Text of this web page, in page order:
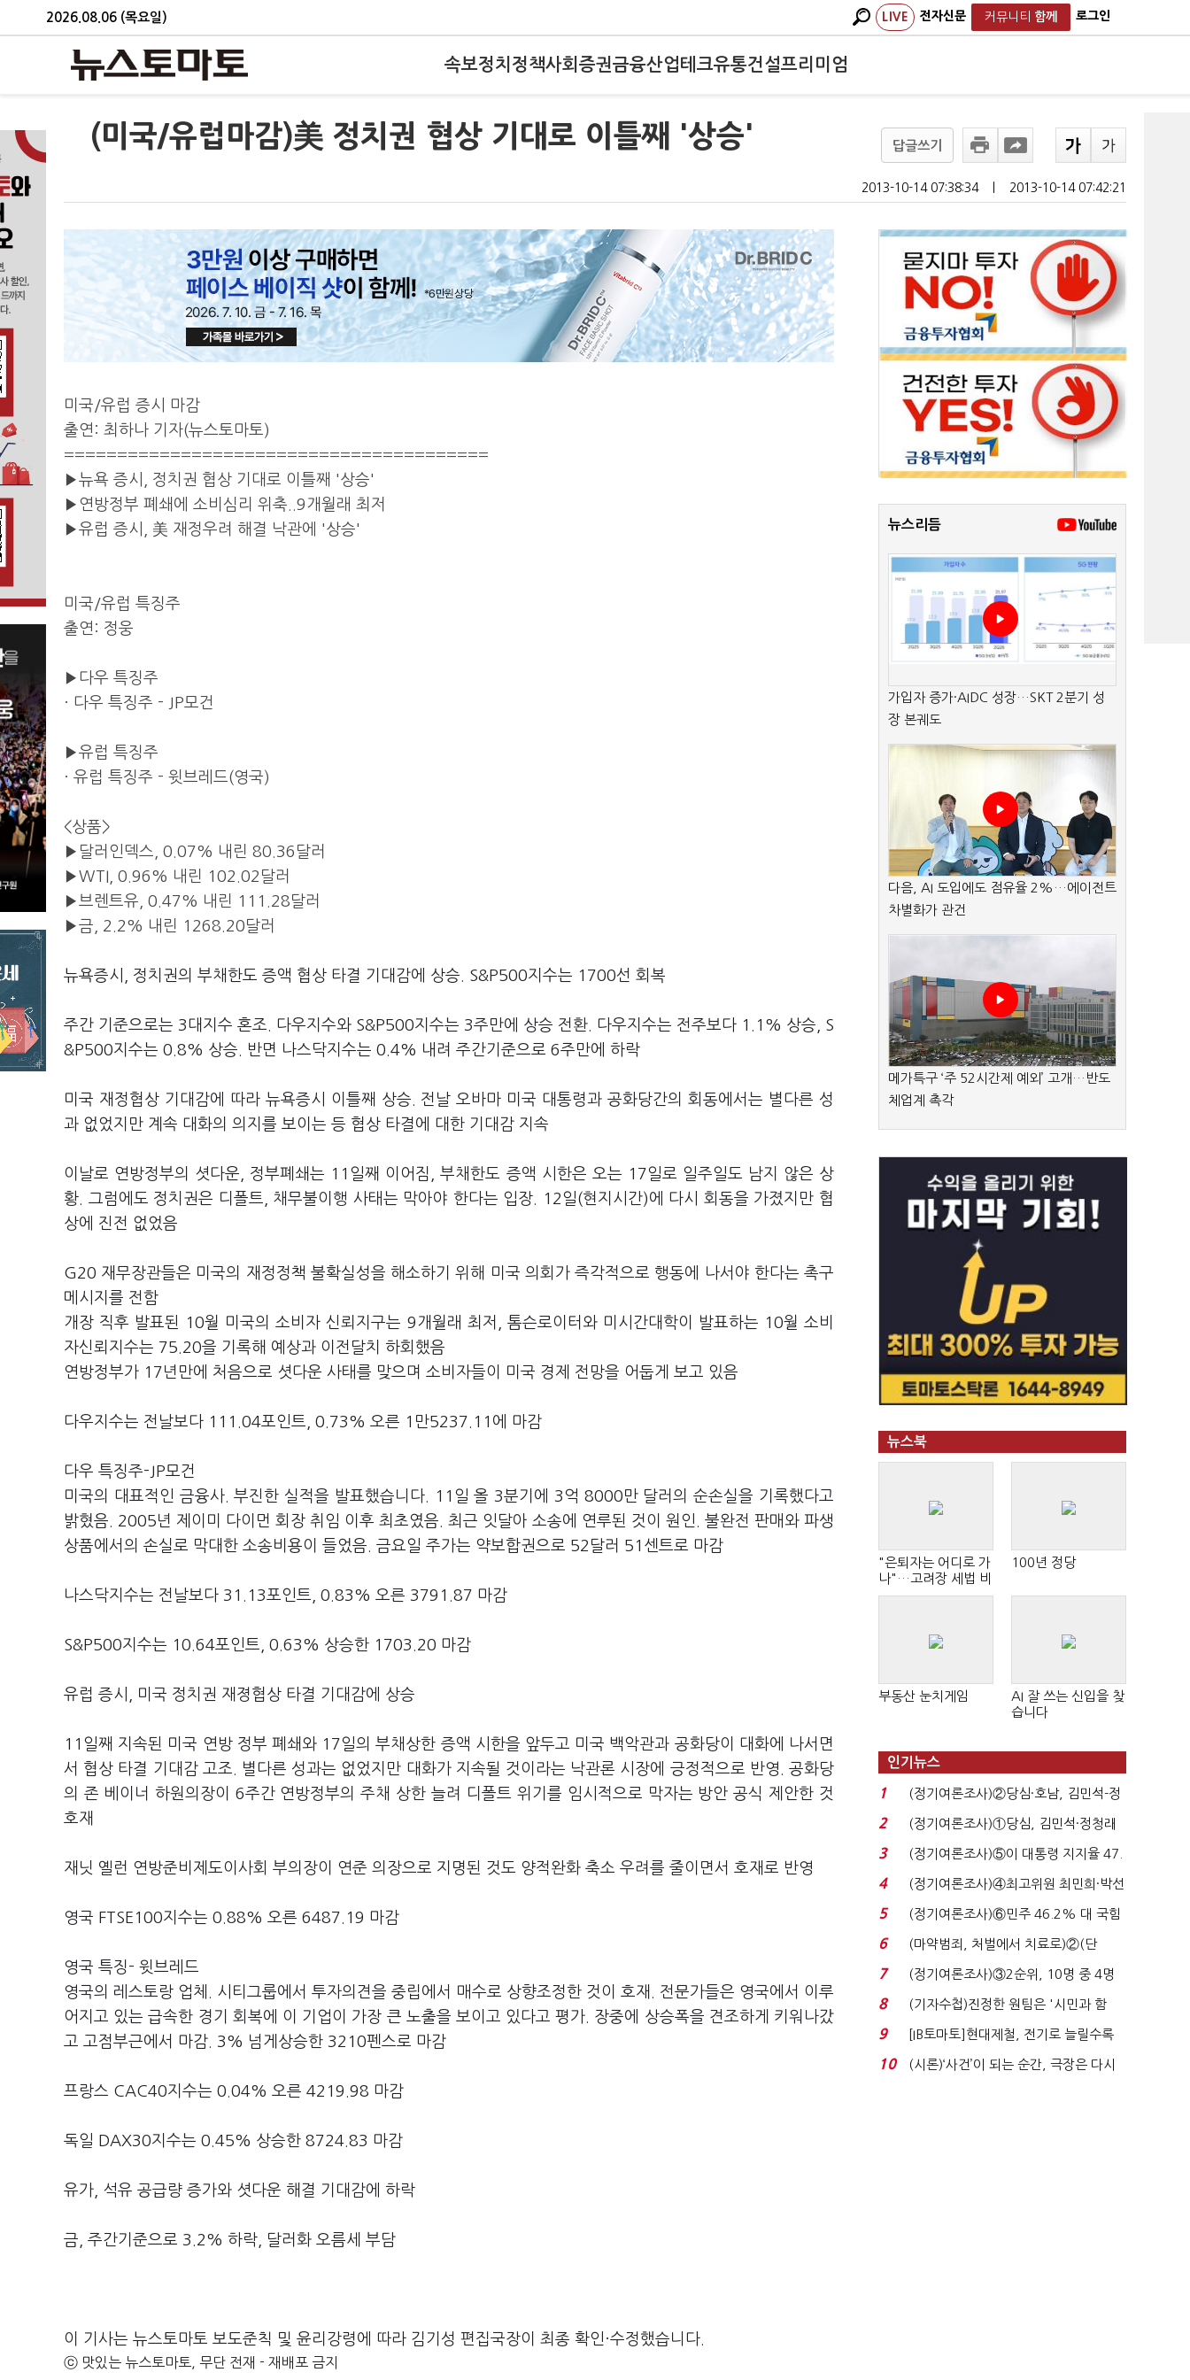
2026.08.06 (목요일) LIVE 전자신문 커뮤니티 함께 로그인
속보정치 정책사회 증권금융산업테크유통건설프리미엄
(미국/유럽마감)美 정치권 협상 기대로 이틀째 '상승' 답글쓰기
2013-10-14 07:38:34 2013-10-14 07:42:21
미국/유럽 증시 마감
출연: 최하나 기자(뉴스토마토)
========================================
▶뉴욕 증시, 정치권 협상 기대로 이틀째 '상승'
▶연방정부 폐쇄에 소비심리 위축..9개월래 최저
▶유럽 증시, 美 재정우려 해결 낙관에 '상승'
미국/유럽 특징주
출연: 정웅
▶다우 특징주
· 다우 특징주 - JP모건
▶유럽 특징주
· 유럽 특징주 - 윗브레드(영국)
<상품>
▶달러인덱스, 0.07% 내린 80.36달러
▶WTI, 0.96% 내린 102.02달러
▶브렌트유, 0.47% 내린 111.28달러
▶금, 2.2% 내린 1268.20달러
뉴욕증시, 정치권의 부채한도 증액 협상 타결 기대감에 상승. S&P500지수는 1700선 회복
주간 기준으로는 3대지수 혼조. 다우지수와 S&P500지수는 3주만에 상승 전환. 다우지수는 전주보다 1.1% 상승, S
&P500지수는 0.8% 상승. 반면 나스닥지수는 0.4% 내려 주간기준으로 6주만에 하락
미국 재정협상 기대감에 따라 뉴욕증시 이틀째 상승. 전날 오바마 미국 대통령과 공화당간의 회동에서는 별다른 성
과 없었지만 계속 대화의 의지를 보이는 등 협상 타결에 대한 기대감 지속
이날로 연방정부의 셧다운, 정부폐쇄는 11일째 이어짐, 부채한도 증액 시한은 오는 17일로 일주일도 남지 않은 상
황. 그럼에도 정치권은 디폴트, 채무불이행 사태는 막아야 한다는 입장. 12일(현지시간)에 다시 회동을 가졌지만 협
상에 진전 없었음
G20 재무장관들은 미국의 재정정책 불확실성을 해소하기 위해 미국 의회가 즉각적으로 행동에 나서야 한다는 촉구
메시지를 전함
개장 직후 발표된 10월 미국의 소비자 신뢰지구는 9개월래 최저, 톰슨로이터와 미시간대학이 발표하는 10월 소비
자신뢰지수는 75.20을 기록해 예상과 이전달치 하회했음
연방정부가 17년만에 처음으로 셧다운 사태를 맞으며 소비자들이 미국 경제 전망을 어둡게 보고 있음
다우지수는 전날보다 111.04포인트, 0.73% 오른 1만5237.11에 마감
다우 특징주-JP모건
미국의 대표적인 금융사. 부진한 실적을 발표했습니다. 11일 올 3분기에 3억 8000만 달러의 순손실을 기록했다고
밝혔음. 2005년 제이미 다이먼 회장 취임 이후 최초였음. 최근 잇달아 소송에 연루된 것이 원인. 불완전 판매와 파생
상품에서의 손실로 막대한 소송비용이 들었음. 금요일 주가는 약보합권으로 52달러 51센트로 마감
나스닥지수는 전날보다 31.13포인트, 0.83% 오른 3791.87 마감
S&P500지수는 10.64포인트, 0.63% 상승한 1703.20 마감
유럽 증시, 미국 정치권 재졍협상 타결 기대감에 상승
11일째 지속된 미국 연방 정부 폐쇄와 17일의 부채상한 증액 시한을 앞두고 미국 백악관과 공화당이 대화에 나서면
서 협상 타결 기대감 고조. 별다른 성과는 없었지만 대화가 지속될 것이라는 낙관론 시장에 긍정적으로 반영. 공화당
의 존 베이너 하원의장이 6주간 연방정부의 주채 상한 늘려 디폴트 위기를 임시적으로 막자는 방안 공식 제안한 것
호재
재닛 옐런 연방준비제도이사회 부의장이 연준 의장으로 지명된 것도 양적완화 축소 우려를 줄이면서 호재로 반영
영국 FTSE100지수는 0.88% 오른 6487.19 마감
영국 특징- 윗브레드
영국의 레스토랑 업체. 시티그룹에서 투자의견을 중립에서 매수로 상향조정한 것이 호재. 전문가들은 영국에서 이루
어지고 있는 급속한 경기 회복에 이 기업이 가장 큰 노출을 보이고 있다고 평가. 장중에 상승폭을 견조하게 키워나갔
고 고점부근에서 마감. 3% 넘게상승한 3210펜스로 마감
프랑스 CAC40지수는 0.04% 오른 4219.98 마감
독일 DAX30지수는 0.45% 상승한 8724.83 마감
유가, 석유 공급량 증가와 셧다운 해결 기대감에 하락
금, 주간기준으로 3.2% 하락, 달러화 오름세 부담
이 기사는 뉴스토마토 보도준칙 및 윤리강령에 따라 김기성 편집국장이 최종 확인·수정했습니다.
ⓒ 맛있는 뉴스토마토, 무단 전재 - 재배포 금지
뉴스리듬
가입자 증가·AIDC 성장…SKT 2분기 성
장 본궤도
다음, AI 도입에도 점유율 2%…에이전트
차별화가 관건
메가특구 ‘주 52시간제 예외’ 고개…반도
체업계 촉각
뉴스북
"은퇴자는 어디로 가
나"…고려장 세법 비
판 확산
100년 정당
부동산 눈치게임
AI 잘 쓰는 신입을 찾
습니다
인기뉴스
1
(정기여론조사)②당심·호남, 김민석-정
청래 '초접전'...
2
(정기여론조사)①당심, 김민석·정청래
'초접전'…대통령 ...
3
(정기여론조사)⑤이 대통령 지지율 47.
7%…일주일 만에 ...
4
(정기여론조사)④최고위원 최민희·박선
원 '양강'…서미...
5
(정기여론조사)⑥민주 46.2% 대 국힘
31.0%…오차범위 밖 ...
6
(마약범죄, 처벌에서 치료로)②(단
독)"마약은 전염병…여성...
7
(정기여론조사)③2순위, 10명 중 4명
'송영길'…정청래 '한 ...
8
(기자수첩)진정한 원팀은 '시민과 함
께'일 때 완성...
9
[IB토마토]현대제철, 전기로 늘릴수록
전기료 부담…저...
10
(시론)‘사건’이 되는 순간, 극장은 다시